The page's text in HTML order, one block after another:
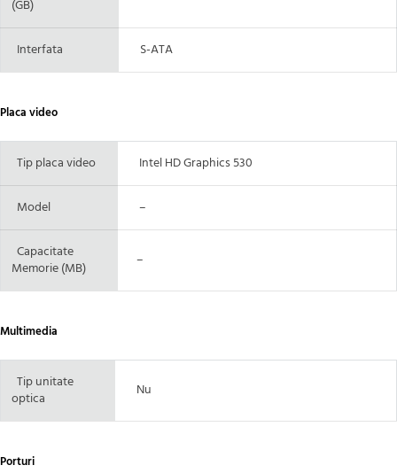
(GB)
Interfata S-ATA
Placa video
Tip placa video Intel HD Graphics 530
Model –
Capacitate
Memorie (MB)
–
Multimedia
Tip unitate
optica
Nu
Porturi